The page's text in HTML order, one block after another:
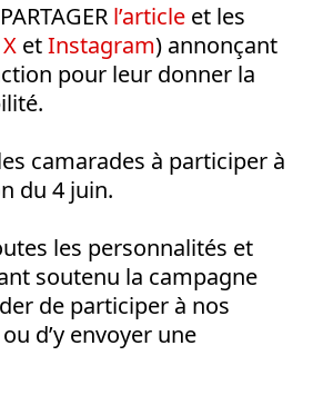
l’article et les
X etInstagram) annonçant
pour leur donner la
camarades à participer à
du 4 juin.
les personnalités et
soutenu la campagne
de participer à nos
d’y envoyer une